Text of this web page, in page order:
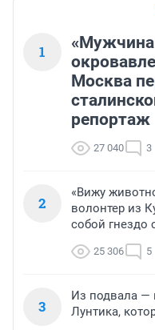
1
«Мужчина
Москва
репортаж
27 040 3
2
«Вижу
волонтер из
собой гнездо
25 306 5
3
Из подвала —
Лунтика,